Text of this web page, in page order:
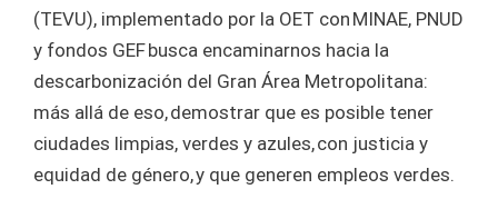
(TEVU), implementado por la OET con MINAE, PNUD
y fondos GEF busca encaminarnos hacia la
descarbonización del Gran Área Metropolitana:
más allá de eso, demostrar que es posible tener
ciudades limpias, verdes y azules, con justicia y
equidad de género, y que generen empleos verdes.